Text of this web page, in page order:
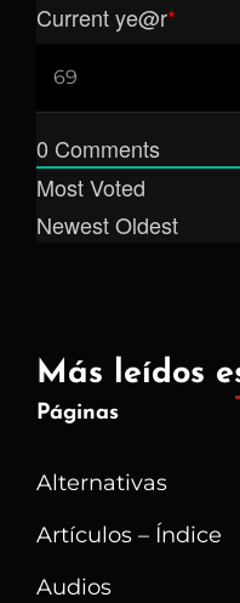
Current ye@r*
0 Comments
Most Voted
NewestOldest
Más leídos
Páginas
Alternativas
Artículos – Índice
Audios